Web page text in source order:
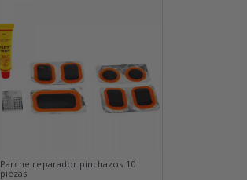
Parche reparador pinchazos 10
piezas